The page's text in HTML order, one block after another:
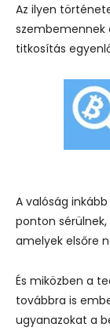
Az ilyen
szembemennek
titkosítás
A valóság
ponton
amelyek elsőre
És miközben a
továbbra is
ugyanazokat a